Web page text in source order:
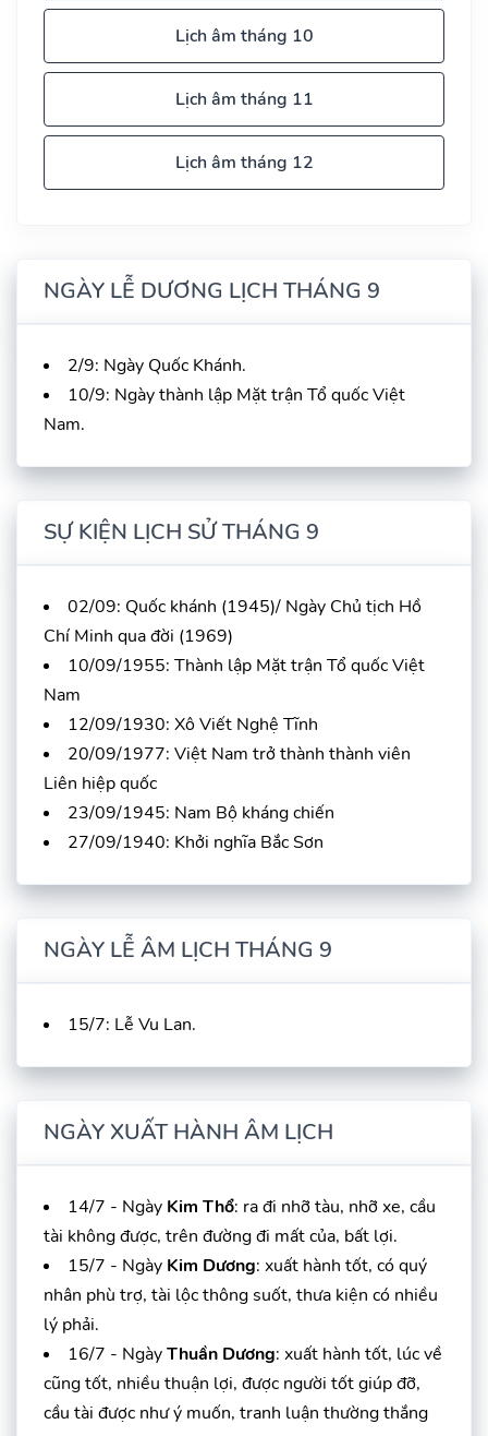
Lịch âm tháng 10
Lịch âm tháng 11
Lịch âm tháng 12
NGÀY LỄ DƯƠNG LỊCH THÁNG 9
2/9: Ngày Quốc Khánh.
10/9: Ngày thành lập Mặt trận Tổ quốc Việt
Nam.
SỰ KIỆN LỊCH SỬ THÁNG 9
02/09: Quốc khánh (1945)/ Ngày Chủ tịch Hồ
Chí Minh qua đời (1969)
10/09/1955: Thành lập Mặt trận Tổ quốc Việt
Nam
12/09/1930: Xô Viết Nghệ Tĩnh
20/09/1977: Việt Nam trở thành thành viên
Liên hiệp quốc
23/09/1945: Nam Bộ kháng chiến
27/09/1940: Khởi nghĩa Bắc Sơn
NGÀY LỄ ÂM LỊCH THÁNG 9
15/7: Lễ Vu Lan.
NGÀY XUẤT HÀNH ÂM LỊCH
14/7 - Ngày Kim Thổ: ra đi nhỡ tàu, nhỡ xe, cầu
tài không được, trên đường đi mất của, bất lợi.
15/7 - Ngày Kim Dương: xuất hành tốt, có quý
nhân phù trợ, tài lộc thông suốt, thưa kiện có nhiều
lý phải.
16/7 - NgàyThuần Dương: xuất hành tốt, lúc về
cũng tốt, nhiều thuận lợi, được người tốt giúp đỡ,
cầu tài được như ý muốn, tranh luận thường thắng